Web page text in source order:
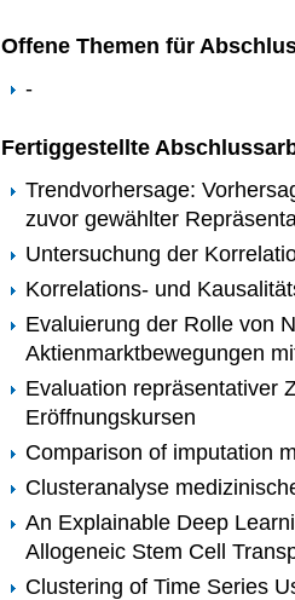
Offene Themen für
-
Fertiggestellte
Trendvorhersage:
zuvor gewählter
Untersuchung der
Korrelations- und
Evaluierung der Rolle von
Aktienmarktbewegungen
Evaluation repräsentativer
Eröffnungskursen
Comparison of imputation
Clusteranalyse
An Explainable Deep
Allogeneic Stem Cell
Clustering of Time Series